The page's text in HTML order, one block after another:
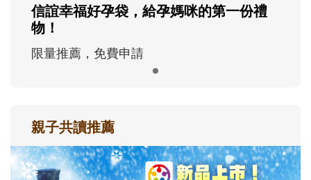
信誼幸福好孕袋，給孕媽咪的第一份禮
物！
限量推薦，免費申請
親子共讀推薦